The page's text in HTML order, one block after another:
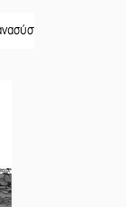
ΙΜ Παναγίας